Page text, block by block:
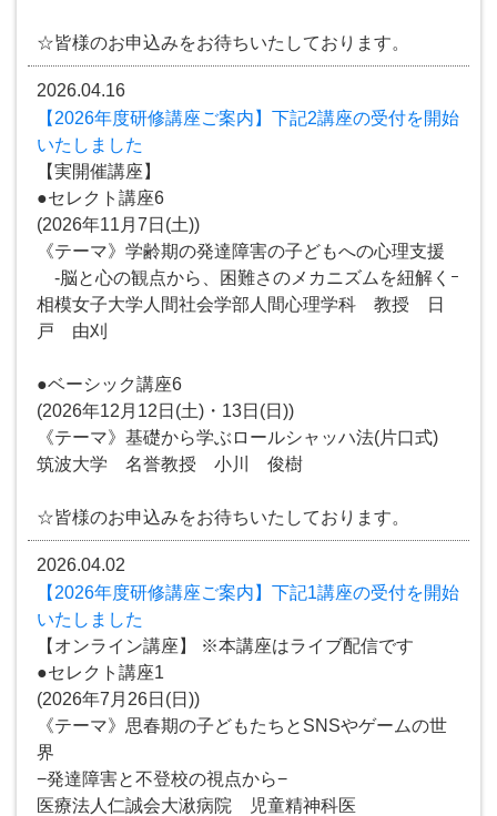
☆皆様のお申込みをお待ちいたしております。
2026.04.16
【2026年度研修講座ご案内】下記2講座の受付を開始
いたしました
【実開催講座】
●セレクト講座6
(2026年11月7日(土))
《テーマ》学齢期の発達障害の子どもへの心理支援
-脳と心の観点から、困難さのメカニズムを紐解くｰ
相模女子大学人間社会学部人間心理学科 教授 日
戸 由刈
●ベーシック講座6
(2026年12月12日(土)・13日(日))
《テーマ》基礎から学ぶロールシャッハ法(片口式)
筑波大学 名誉教授 小川 俊樹
☆皆様のお申込みをお待ちいたしております。
2026.04.02
【2026年度研修講座ご案内】下記1講座の受付を開始
いたしました
【オンライン講座】 ※本講座はライブ配信です
●セレクト講座1
(2026年7月26日(日))
《テーマ》思春期の子どもたちとSNSやゲームの世
界
−発達障害と不登校の視点から−
医療法人仁誠会大湫病院 児童精神科医